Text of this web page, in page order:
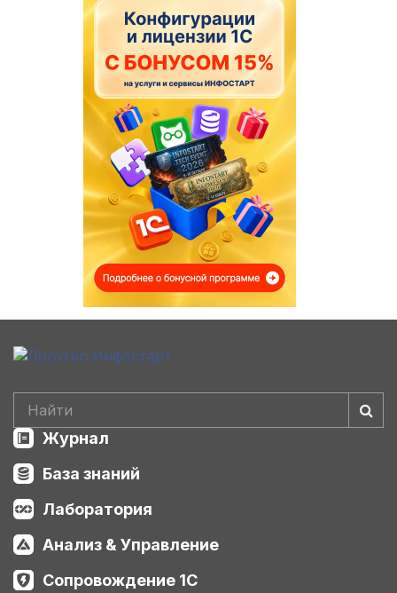
Журнал
База знаний
Лаборатория
Анализ & Управление
Сопровождение 1С